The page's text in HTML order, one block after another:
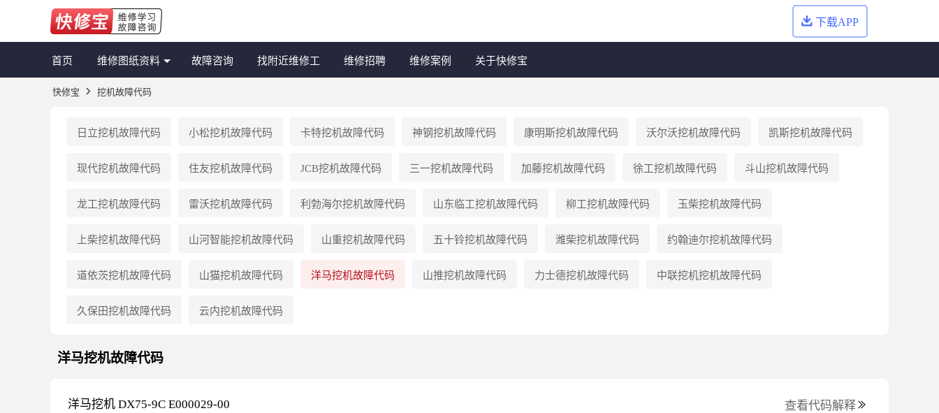
下载APP
首页 维修图纸资料 故障咨询 找附近维修工 维修招聘 维修案例 关于快修宝
快修宝 挖机故障代码
日立挖机故障代码 小松挖机故障代码 卡特挖机故障代码 神钢挖机故障代码 康明斯挖机故障代码 沃尔沃挖机故障代码 凯斯挖机故障代码
现代挖机故障代码 住友挖机故障代码 JCB挖机故障代码 三一挖机故障代码 加藤挖机故障代码 徐工挖机故障代码 斗山挖机故障代码
龙工挖机故障代码 雷沃挖机故障代码 利勃海尔挖机故障代码 山东临工挖机故障代码 柳工挖机故障代码 玉柴挖机故障代码
上柴挖机故障代码 山河智能挖机故障代码 山重挖机故障代码 五十铃挖机故障代码 潍柴挖机故障代码 约翰迪尔挖机故障代码
道依茨挖机故障代码 山猫挖机故障代码 洋马挖机故障代码 山推挖机故障代码 力士德挖机故障代码 中联挖机挖机故障代码
久保田挖机故障代码 云内挖机故障代码
洋马挖机故障代码
洋马挖机 DX75-9C E000029-00 查看代码解释